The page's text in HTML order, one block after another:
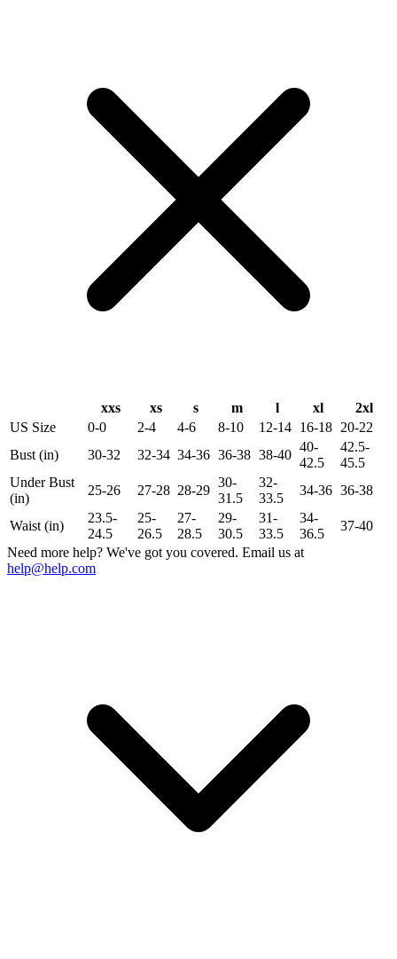
xxs xs s m l xl
2xl
US Size
0-0 2-4 4-6 8-10 12-14 16-18 20-22
Bust (in)
30-32 32-34 34-36 36-38 38-40
40-
42.5
42.5-
45.5
Under Bust
(in)
25-26 27-28 28-29
30-
31.5
32-
33.5
34-36 36-38
Waist (in)
23.5-
24.5
25-
26.5
27-
28.5
29-
30.5
31-
33.5
34-
36.5
37-40
Need more help? We've got you covered. Email us at
help@help.com